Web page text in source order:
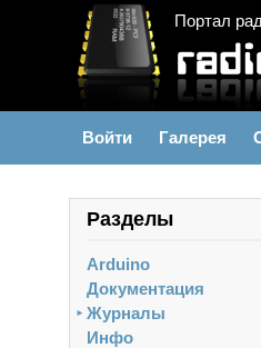
Портал
Войти Галерея
Разделы
Arduino
Документация
Журналы
►
Инфо